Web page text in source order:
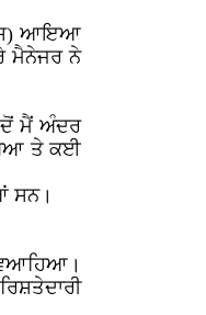
ਆਇਆ
ਮੈਨੇਜਰ ਨੇ
ਮੈਂ ਅੰਦਰ
ਤੇ ਕਈ
ਸਨ।